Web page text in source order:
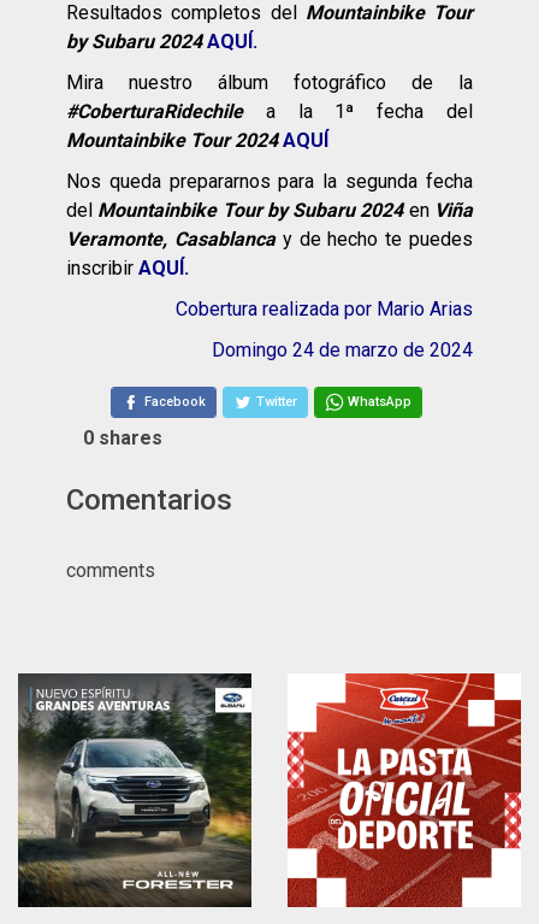
Resultados completos del Mountainbike Tour
by Subaru 2024 AQUÍ.
Mira nuestro álbum fotográfico de la
#CoberturaRidechilea la 1ª fecha del
Mountainbike Tour 2024 AQUÍ
Nos queda prepararnos para la segunda fecha
del Mountainbike Tour by Subaru 2024en Viña
Veramonte, Casablancay de hecho te puedes
inscribir AQUÍ.
Cobertura realizada por Mario Arias
Domingo 24 de marzo de 2024
Facebook Twitter WhatsApp
0 shares
Comentarios
comments